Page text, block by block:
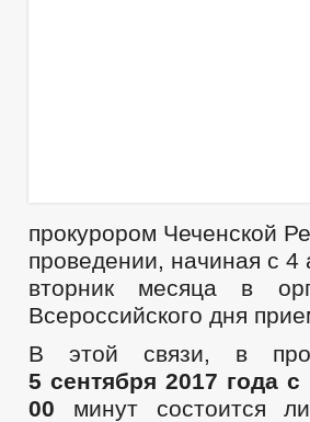
прокурором Чеченской
проведении, начиная с
вторник месяца в
Всероссийского дня
В этой связи, в
5 сентября 2017 года
00 минут состоится